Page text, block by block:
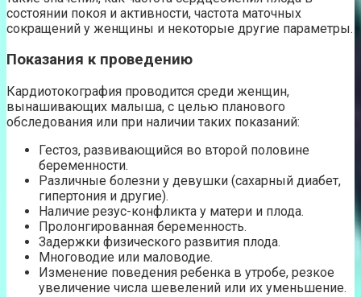
состоянии покоя и активности, частота маточных
сокращений у женщины и некоторые другие параметры.
Показания к проведению
Кардиотокография проводится среди женщин,
вынашивающих малыша, с целью планового
обследования или при наличии таких показаний:
Гестоз, развивающийся во второй половине
беременности.
Различные болезни у девушки (сахарный диабет,
гипертония и другие).
Наличие резус-конфликта у матери и плода.
Пролонгированная беременность.
Задержки физического развития плода.
Многоводие или маловодие.
Изменение поведения ребенка в утробе, резкое
увеличение числа шевелений или их уменьшение.